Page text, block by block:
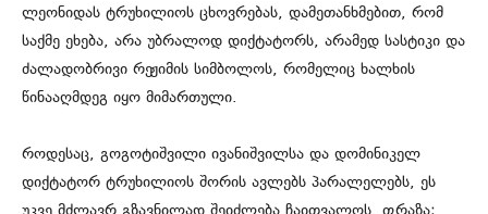
ლეონიდას ტრუხილიოს ცხოვრებას, დამეთანხმებით, რომ
საქმე ეხება, არა უბრალოდ დიქტატორს, არამედ სასტიკი და
ძალადობრივი რეჟიმის სიმბოლოს, რომელიც ხალხის
წინააღმდეგ იყო მიმართული.
როდესაც, გოგოტიშვილი ივანიშვილსა და დომინიკელ
დიქტატორ ტრუხილიოს შორის ავლებს პარალელებს, ეს